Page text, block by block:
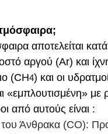
αποτελείται
αργού (Ar) και
(CH4) και οι
«εμπλουτισμένη»
από αυτούς είναι :
του Άνθρακα (CO):